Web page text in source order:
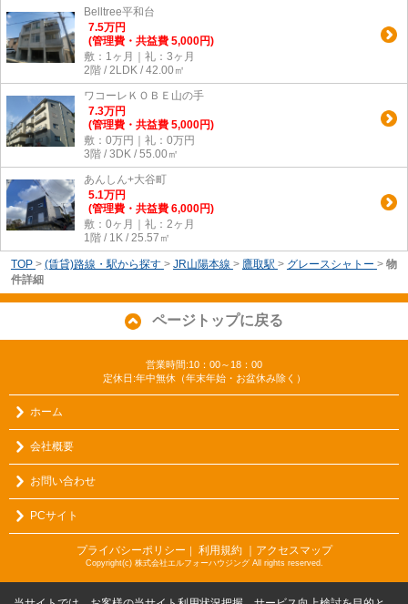
Belltree平和台
7.5万円
(管理費・共益費 5,000円)
敷：1ヶ月｜礼：3ヶ月
2階 / 2LDK / 42.00㎡
ワコーレＫＯＢＥ山の手
7.3万円
(管理費・共益費 5,000円)
敷：0万円｜礼：0万円
3階 / 3DK / 55.00㎡
あんしん+大谷町
5.1万円
(管理費・共益費 6,000円)
敷：0ヶ月｜礼：2ヶ月
1階 / 1K / 25.57㎡
TOP > (賃貸)路線・駅から探す > JR山陽本線 > 鷹取駅 > グレースシャトー > 物
件詳細
ページトップに戻る
営業時間:10：00～18：00
定休日:年中無休（年末年始・お盆休み除く）
ホーム
会社概要
お問い合わせ
PCサイト
プライバシーポリシー ｜ 利用規約 ｜アクセスマップ
Copyright(c) 株式会社エルフォーハウジング All rights reserved.